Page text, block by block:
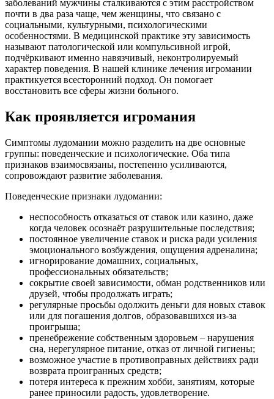
заболеваний мужчины сталкиваются с этим расстройством
почти в два раза чаще, чем женщины, что связано с
социальными, культурными, психологическими
особенностями. В медицинской практике эту зависимость
называют патологической или компульсивной игрой,
подчёркивают именно навязчивый, неконтролируемый
характер поведения. В нашей клинике лечения игромании
практикуется всесторонний подход. Он помогает
восстановить все сферы жизни больного.
Как проявляется игромания
Симптомы лудомании можно разделить на две основные
группы: поведенческие и психологические. Оба типа
признаков взаимосвязаны, постепенно усиливаются,
сопровождают развитие заболевания.
Поведенческие признаки лудомании:
неспособность отказаться от ставок или казино, даже
когда человек осознаёт разрушительные последствия;
постоянное увеличение ставок и риска ради усиления
эмоционального возбуждения, ощущения адреналина;
игнорирование домашних, социальных,
профессиональных обязательств;
сокрытие своей зависимости, обман родственников или
друзей, чтобы продолжать играть;
регулярные просьбы одолжить деньги для новых ставок
или для погашения долгов, образовавшихся из-за
проигрыша;
пренебрежение собственным здоровьем – нарушения
сна, нерегулярное питание, отказ от личной гигиены;
возможное участие в противоправных действиях ради
возврата проигранных средств;
потеря интереса к прежним хобби, занятиям, которые
ранее приносили радость, удовлетворение.